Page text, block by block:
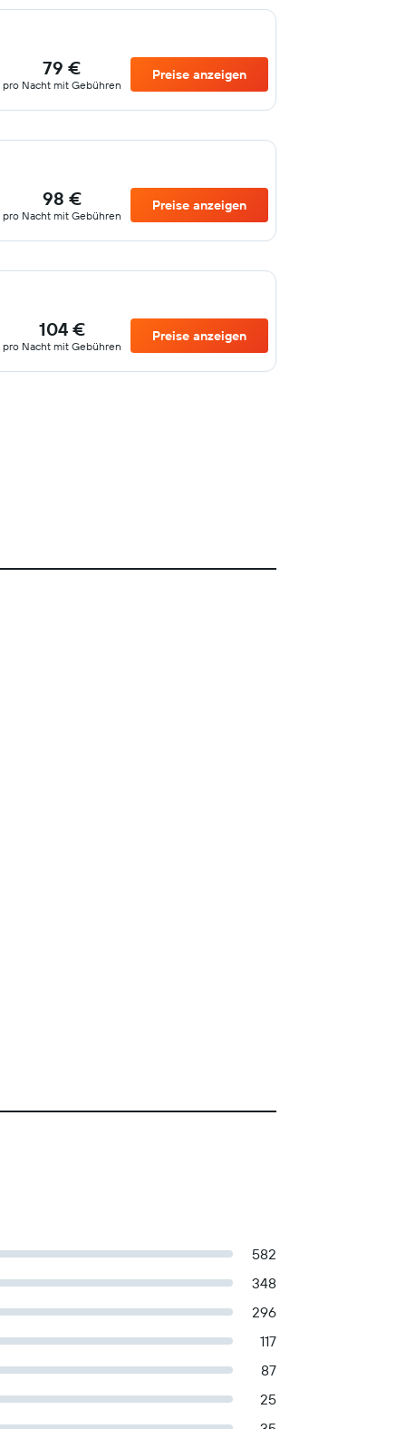
79 €
pro Nacht mit Gebühren
Preise anzeigen
98 €
pro Nacht mit Gebühren
Preise anzeigen
104 €
pro Nacht mit Gebühren
Preise anzeigen
582
348
296
117
87
25